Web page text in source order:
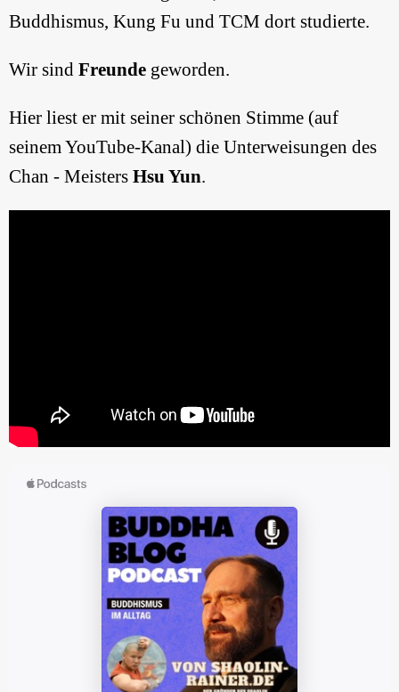
Buddhismus, Kung Fu und TCM dort studierte.
Wir sind Freunde geworden.
Hier liest er mit seiner schönen Stimme (auf
seinem YouTube-Kanal) die Unterweisungen des
Chan - Meisters Hsu Yun.